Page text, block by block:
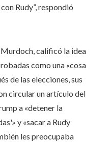
Rudy”, respondió
calificó la idea
como una «cosa
de las elecciones, sus
circular un artículo del
a «detener la
y «sacar a Rudy
les preocupaba